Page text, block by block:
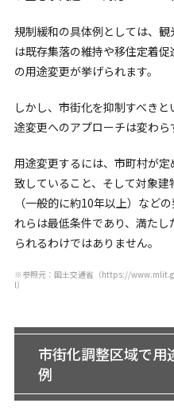
規制緩和の具体例としては、
は既存集落の維持や移住定着
の用途変更が挙げられます。
しかし、市街化を抑制すべき
途変更へのアプローチは変わら
用途変更するには、市町村が
致していること、そして対象
（一般的に約10年以上）など
れらは最低条件であり、満た
られるわけではありません。
※参照元：国土交通省（https://
l）
市街化調整区域で用
例